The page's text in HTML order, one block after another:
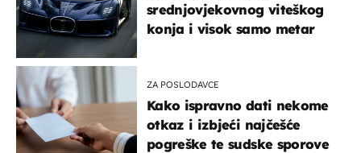
srednjovjekovnog viteškog
konja i visok samo metar
ZA POSLODAVCE
Kako ispravno dati nekome
otkaz i izbjeći najčešće
pogreške te sudske sporove